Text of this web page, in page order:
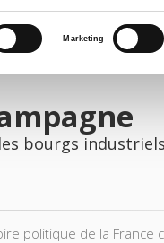
Marketing
bourgs
politique de la